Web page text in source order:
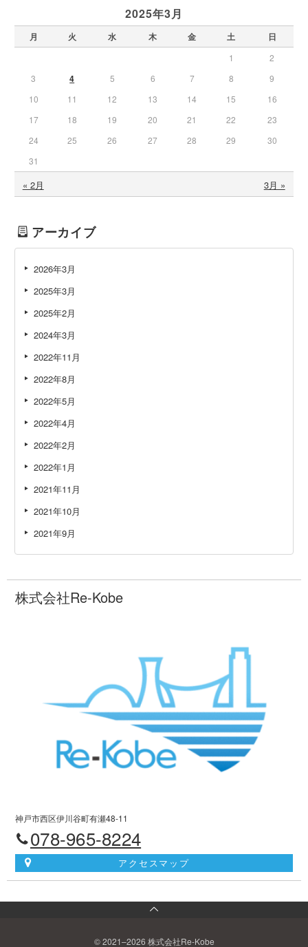
2025年3月
月 火 水 木 金 土 日
« 2月 3月 »
1
2
3
4 5 6 7 8
9
10
11 12 13 14 15
16
17
18 19 20 21 22
23
24
25 26 27 28 29
30
31
アーカイブ
2026年3月
2025年3月
2025年2月
2024年3月
2022年11月
2022年8月
2022年5月
2022年4月
2022年2月
2022年1月
2021年11月
2021年10月
2021年9月
株式会社Re-Kobe
神戸市西区伊川谷町有瀬48-11
078-965-8224
アクセスマップ
© 2021–2026 株式会社Re-Kobe